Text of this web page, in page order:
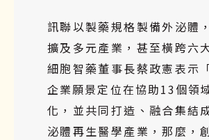
訊聯以製藥規格製備外泌體
擴及多元產業，甚至橫跨六
細胞智藥董事長蔡政憲表示
企業願景定位在協助13個領
化，並共同打造、融合集結
泌體再生醫學產業，那麼，